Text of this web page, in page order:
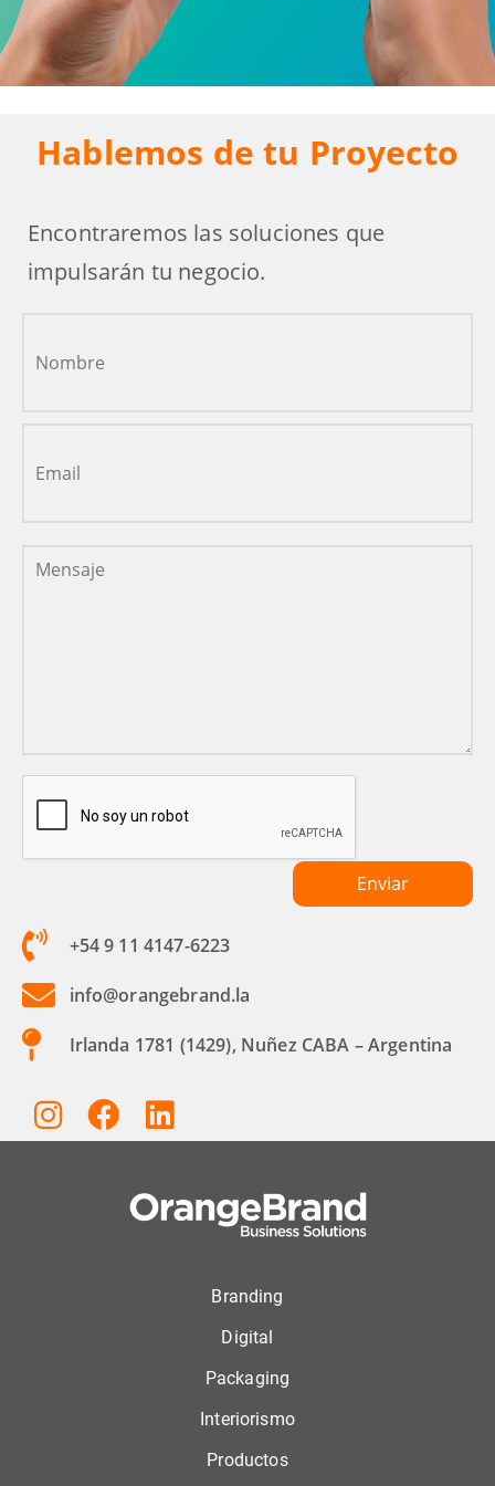
Hablemos de tu Proyecto
Encontraremos las soluciones que
impulsarán tu negocio.
+54 9 11 4147-6223
info@orangebrand.la
Irlanda 1781 (1429), Nuñez CABA – Argentina
Branding
Digital
Packaging
Interiorismo
Productos